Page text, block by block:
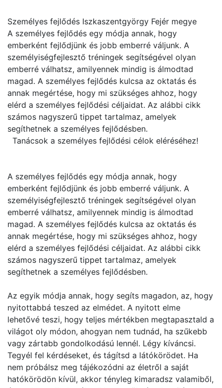
Személyes fejlődés Iszkaszentgyörgy Fejér megye
A személyes fejlődés egy módja annak, hogy
emberként fejlődjünk és jobb emberré váljunk. A
személyiségfejlesztő tréningek segítségével olyan
emberré válhatsz, amilyennek mindig is álmodtad
magad. A személyes fejlődés kulcsa az oktatás és
annak megértése, hogy mi szükséges ahhoz, hogy
elérd a személyes fejlődési céljaidat. Az alábbi cikk
számos nagyszerű tippet tartalmaz, amelyek
segíthetnek a személyes fejlődésben.
Tanácsok a személyes fejlődési célok eléréséhez!
A személyes fejlődés egy módja annak, hogy
emberként fejlődjünk és jobb emberré váljunk. A
személyiségfejlesztő tréningek segítségével olyan
emberré válhatsz, amilyennek mindig is álmodtad
magad. A személyes fejlődés kulcsa az oktatás és
annak megértése, hogy mi szükséges ahhoz, hogy
elérd a személyes fejlődési céljaidat. Az alábbi cikk
számos nagyszerű tippet tartalmaz, amelyek
segíthetnek a személyes fejlődésben.
Az egyik módja annak, hogy segíts magadon, az, hogy
nyitottabbá teszed az elmédet. A nyitott elme
lehetővé teszi, hogy teljes mértékben megtapasztald a
világot oly módon, ahogyan nem tudnád, ha szűkebb
vagy zártabb gondolkodású lennél. Légy kíváncsi.
Tegyél fel kérdéseket, és tágítsd a látókörödet. Ha
nem próbálsz meg tájékozódni az életről a saját
hatókörödön kívül, akkor tényleg kimaradsz valamiből,